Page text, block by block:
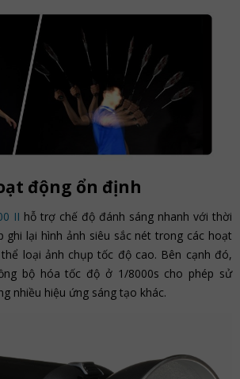
động ổn định
II hỗ trợ chế độ đánh sáng nhanh với thời
ghi lại hình ảnh siêu sắc nét trong các hoạt
loại ảnh chụp tốc độ cao. Bên cạnh đó,
bộ hóa tốc độ ở 1/8000s cho phép sử
nhiều hiệu ứng sáng tạo khác.